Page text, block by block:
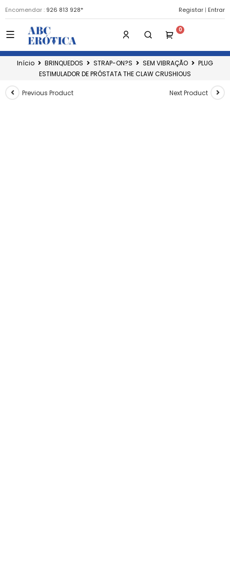
Encomendar : 926 813 928* Registar | Entrar
Início BRINQUEDOS STRAP-ON?S SEM VIBRAÇÃO
PLUG
ESTIMULADOR DE PRÓSTATA THE CLAW CRUSHIOUS
Previous Product Next Product